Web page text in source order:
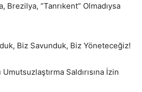
Brezilya, “Tanrıkent” Olmadıysa
Biz Savunduk, Biz Yöneteceğiz!
Saldırısına İzin